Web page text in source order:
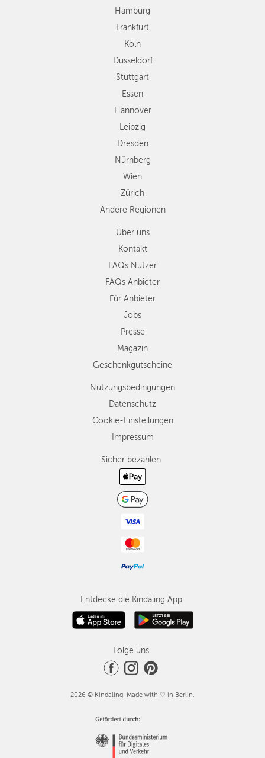
Nürnberg
Andere
Regionen
Hamburg
Frankfurt
Köln
Düsseldorf
Stuttgart
Essen
Hannover
Leipzig
Dresden
Nürnberg
Wien
Zürich
Andere Regionen
Über uns
Kontakt
FAQs Nutzer
FAQs Anbieter
Für Anbieter
Jobs
Presse
Magazin
Geschenkgutscheine
Nutzungsbedingungen
Datenschutz
Cookie-Einstellungen
Impressum
Sicher bezahlen
Entdecke die Kindaling App
Folge uns
2026 © Kindaling. Made with ♡ in Berlin.